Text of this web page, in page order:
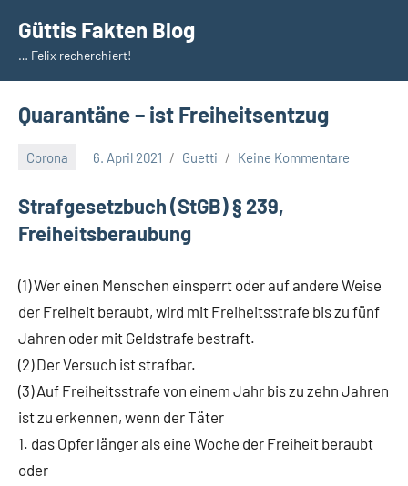
Inhalt
springen
Güttis Fakten Blog
… Felix recherchiert!
Quarantäne – ist Freiheitsentzug
Corona 6. April 2021 Guetti Keine Kommentare
Strafgesetzbuch (StGB) § 239,
Freiheitsberaubung
(1) Wer einen Menschen einsperrt oder auf andere Weise
der Freiheit beraubt, wird mit Freiheitsstrafe bis zu fünf
Jahren oder mit Geldstrafe bestraft.
(2) Der Versuch ist strafbar.
(3) Auf Freiheitsstrafe von einem Jahr bis zu zehn Jahren
ist zu erkennen, wenn der Täter
1. das Opfer länger als eine Woche der Freiheit beraubt
oder